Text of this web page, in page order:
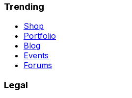
Trending
Shop
Portfolio
Blog
Events
Forums
Legal